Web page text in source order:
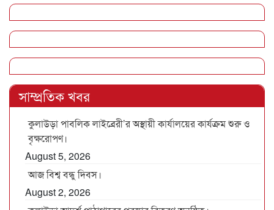
সাম্প্রতিক খবর
কুলাউড়া পাবলিক লাইব্রেরী’র অস্থায়ী কার্যালয়ের কার্যক্রম শুরু ও
বৃক্ষরোপণ।
August 5, 2026
আজ বিশ্ব বন্ধু দিবস।
August 2, 2026